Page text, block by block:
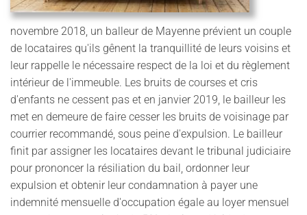
novembre 2018, un balleur de Mayenne prévient un couple
de locataires qu'ils gênent la tranquillité de leurs voisins et
leur rappelle le nécessaire respect de la loi et du règlement
intérieur de l'immeuble. Les bruits de courses et cris
d'enfants ne cessent pas et en janvier 2019, le bailleur les
met en demeure de faire cesser les bruits de voisinage par
courrier recommandé, sous peine d'expulsion. Le bailleur
finit par assigner les locataires devant le tribunal judiciaire
pour prononcer la résiliation du bail, ordonner leur
expulsion et obtenir leur condamnation à payer une
indemnité mensuelle d'occupation égale au loyer mensuel